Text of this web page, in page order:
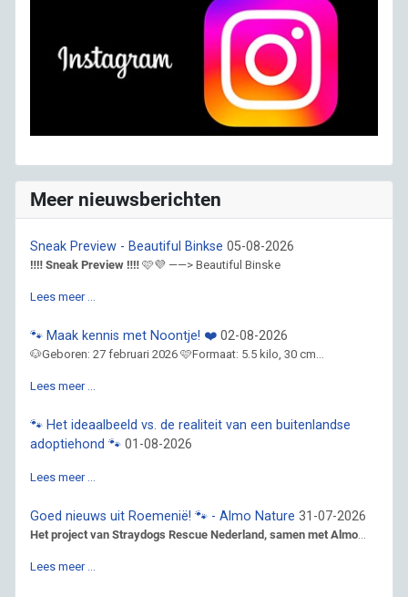
Meer nieuwsberichten
Sneak Preview - Beautiful Binkse 05-08-2026
‼️‼️ Sneak Preview ‼️‼️ 🩷💜 ——> Beautiful Binske
Lees meer …
🐾 Maak kennis met Noontje! ❤️ 02-08-2026
🐶Geboren: 27 februari 2026 🩷Formaat: 5.5 kilo, 30 cm...
Lees meer …
🐾 Het ideaalbeeld vs. de realiteit van een buitenlandse
adoptiehond 🐾 01-08-2026
Lees meer …
Goed nieuws uit Roemenië! 🐾 - Almo Nature 31-07-2026
Het project van Straydogs Rescue Nederland, samen met Almo...
Lees meer …